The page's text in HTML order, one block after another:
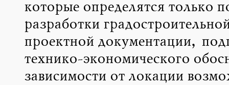
которые определятся только
разработки
проектной документации,
технико-экономического
зависимости от локации